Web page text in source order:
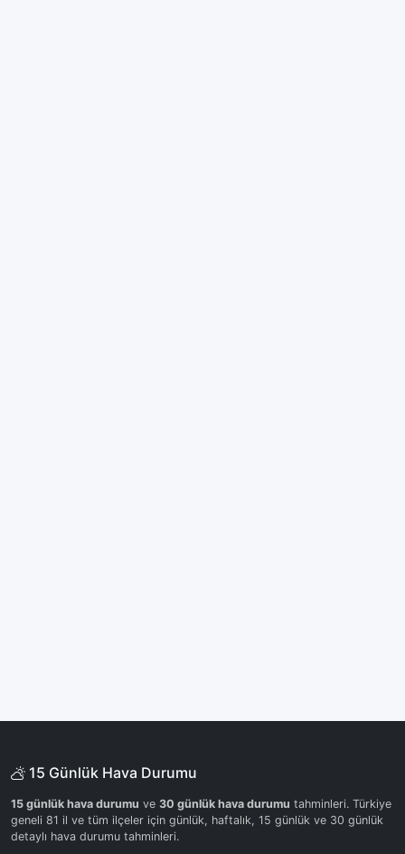
15 Günlük Hava Durumu
15 günlük hava durumu ve 30 günlük hava durumu tahminleri. Türkiye
geneli 81 il ve tüm ilçeler için günlük, haftalık, 15 günlük ve 30 günlük
detaylı hava durumu tahminleri.